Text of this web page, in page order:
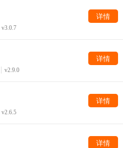
v3.0.7
详情
v2.9.0
详情
v2.6.5
详情
详情